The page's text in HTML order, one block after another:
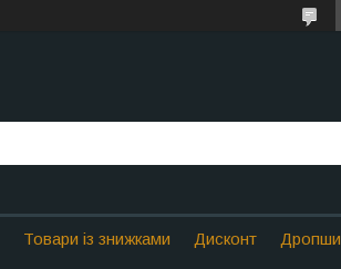
Товари із знижками Дисконт